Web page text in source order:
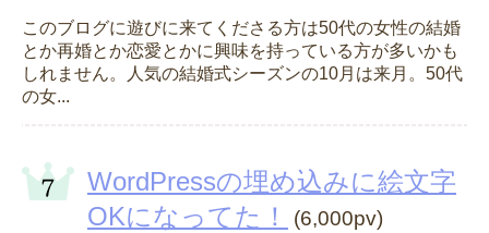
このブログに遊びに来てくださる方は50代の女性の結婚
とか再婚とか恋愛とかに興味を持っている方が多いかも
しれません。人気の結婚式シーズンの10月は来月。50代
の女...
WordPressの埋め込みに絵文字
OKになってた！
(6,000pv)